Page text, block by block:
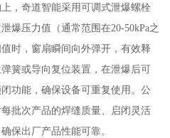
，奇道智能采用可调式泄爆螺栓
爆压力值（通常范围在20-50kPa之
时，窗扇瞬间向外弹开，有效释
簧或导向复位装置，在泄爆后可
功能，确保设备可重复使用。公
批次产品的焊缝质量、启闭灵活
保出厂产品性能可靠。